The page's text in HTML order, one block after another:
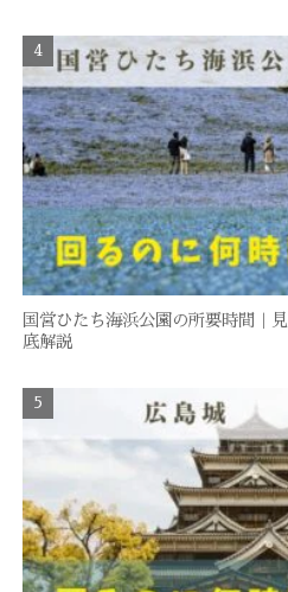
国営ひたち海浜公園の所要時間｜
底解説